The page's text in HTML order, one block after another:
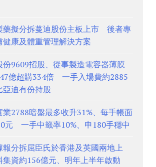
藥擬分拆蔓迪股份主板上市 後者專
健康及體重管理解決方案
份9609招股、從事製造電容器薄膜
億超購334倍 一手入場費約2885
亞迪有份持股
業2788暗盤最多收升31%、每手帳面
元 一手中籤率10%、申180手穩中
報分拆屈臣氏於香港及英國兩地上
資約156億元、明年上半年啟動